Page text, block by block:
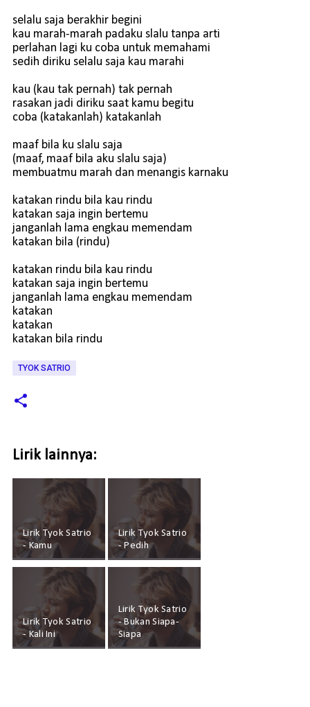
selalu saja berakhir begini
kau marah-marah padaku slalu tanpa arti
perlahan lagi ku coba untuk memahami
sedih diriku selalu saja kau marahi
kau (kau tak pernah) tak pernah
rasakan jadi diriku saat kamu begitu
coba (katakanlah) katakanlah
maaf bila ku slalu saja
(maaf, maaf bila aku slalu saja)
membuatmu marah dan menangis karnaku
katakan rindu bila kau rindu
katakan saja ingin bertemu
janganlah lama engkau memendam
katakan bila (rindu)
katakan rindu bila kau rindu
katakan saja ingin bertemu
janganlah lama engkau memendam
katakan
katakan
katakan bila rindu
TYOK SATRIO
Lirik lainnya:
Lirik Tyok Satrio
- Kamu
Lirik Tyok Satrio
- Pedih
Lirik Tyok Satrio
- Kali Ini
Lirik Tyok Satrio
- Bukan Siapa-
Siapa